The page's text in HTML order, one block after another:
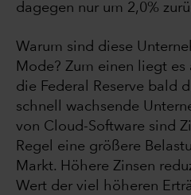
dagegen nur um 2,0%
Warum sind diese
Mode? Zum einen liegt es
die Federal Reserve bald
schnell wachsende
von Cloud-Software sind
Regel eine größere
Markt. Höhere Zinsen
Wert der viel höheren